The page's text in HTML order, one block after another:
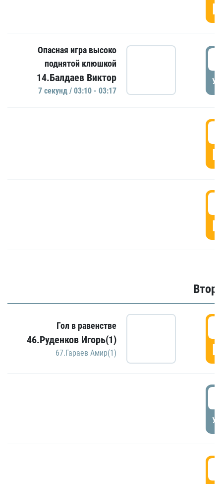
Опасная игра высоко
поднятой клюшкой
14.Балдаев Виктор
7 секунд / 03:10 - 03:17
Гол в равенстве
46.Руденков Игорь(1)
67.Гараев Амир(1)